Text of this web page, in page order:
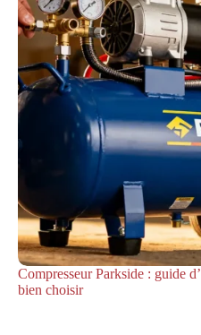
Compresseur Parkside : guide
bien choisir